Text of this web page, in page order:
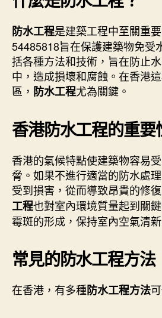
防水工程是建築工程中至關重
54485818旨在保護建築物免受
括各種方法和技術，旨在防止
中，造成損壞和腐蝕。在香港
區， 防水工程尤為關鍵。
香港防水工程的重要
香港的氣候特點使建築物容易
脅。如果不進行適當的防水處
受到損害，從而導致昂貴的修
工程也對室內環境質量起到關
霉斑的形成，保持室內空氣清新
常見的防水工程方法
在香港，有多種防水工程方法